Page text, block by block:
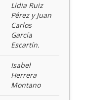
Lidia Ruiz
Pérez y Juan
Carlos
García
Escartín.
Isabel
Herrera
Montano